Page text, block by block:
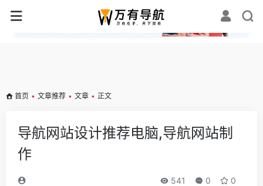
✕
首页 • 文章推荐 • 文章 • 正文
导航网站设计推荐电脑,导航网站制
作
541 0 0